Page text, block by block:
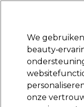
Merken Deals
Na
We
onze